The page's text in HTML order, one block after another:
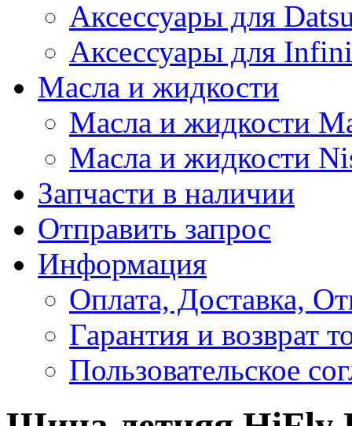
Аксессуары для
Аксессуары для
Масла и жидкости
Масла и жидкости
Масла и жидкости
Запчасти в наличии
Отправить запрос
Информация
Оплата, Доставка,
Гарантия и возврат
Пользовательское